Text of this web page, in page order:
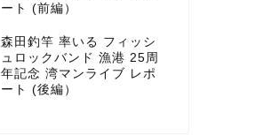
ート (前編）
森田釣竿 率いる フィッシ
ュロックバンド 漁港 25周
年記念 湾マンライブ レポ
ート (後編）